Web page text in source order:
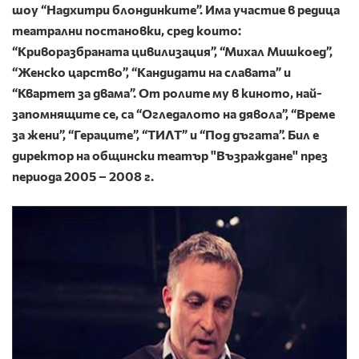
шоу “Надхитри блондинките”. Има участие в редица
театрални постановки, сред които:
“Криворазбраната цивилизация”, “Михал Мишкоед”,
“Женско царство”, “Кандидати на славата” и
“Квартет за двама”. От ролите му в киното, най-
запомнящите се, са “Огледалото на дявола”, “Време
за жени”, “Гераците”, “ТИЛТ” и “Под дъгата”. Бил е
директор на общински театър "Възраждане" през
периода 2005 – 2008 г.